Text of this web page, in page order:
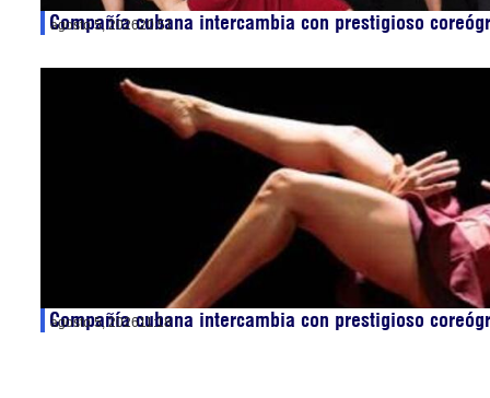
Compañía cubana intercambia con prestigioso
agosto 5, 202620:51
Compañía cubana intercambia con prestigioso
agosto 5, 202611:18